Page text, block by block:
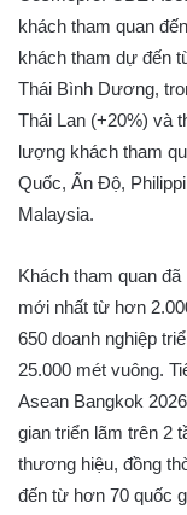
khách tham quan
khách tham dự đến
Thái Bình Dương,
Thái Lan (+20%) và
lượng khách tham
Quốc, Ấn Độ,
Malaysia.
Khách tham quan
mới nhất từ hơn
650 doanh nghiệp
25.000 mét vuông.
Asean Bangkok
gian triển lãm trên 2
thương hiệu, đồng
đến từ hơn 70 quốc